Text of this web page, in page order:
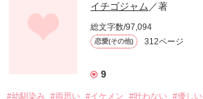
イケメンで女遊びの激しいチャラ男
＊＊＊＊＊＊＊＊＊＊＊＊
岡浦 莉唯さん
だけど知ってるの。
人を好きになったことがなかった
イチゴジャム ／著
総文字数/97,094
恋愛(その他) 312ページ
9
#幼馴染み #両思い #イケメン #叶わない #優しい